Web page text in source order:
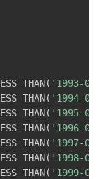
THAN( '1993-
THAN( '1994-
THAN( '1995-
THAN( '1996-
THAN( '1997-
THAN( '1998-
THAN( '1999-